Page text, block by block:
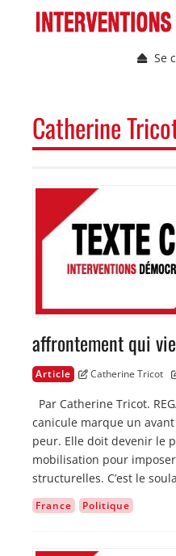
Menu
de
Se
PRINCIPALE
Catherine
affrontement qui
Article Catherine Tricot
Par Catherine Tricot.
canicule marque un
peur. Elle doit devenir le
mobilisation pour
structurelles. C’est le
France Politique